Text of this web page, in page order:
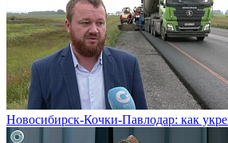
Новосибирск-Кочки-Павлодар: как